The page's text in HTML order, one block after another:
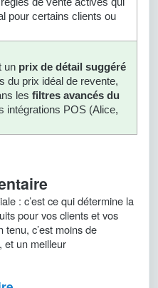
pour certains clients ou
un prix de détail suggéré
du prix idéal de revente,
les filtres avancés du
intégrations POS (Alice,
: c’est ce qui détermine la
pour vos clients et vos
c’est moins de
et un meilleur